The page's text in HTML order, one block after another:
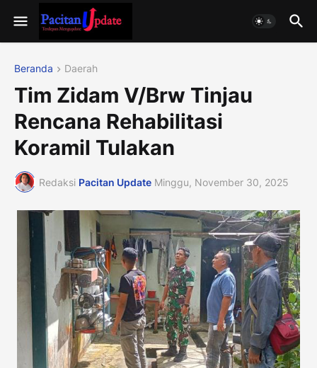
Beranda Daerah
Tim Zidam V/Brw Tinjau
Rencana Rehabilitasi
Koramil Tulakan
Redaksi Pacitan Update Minggu, November 30, 2025